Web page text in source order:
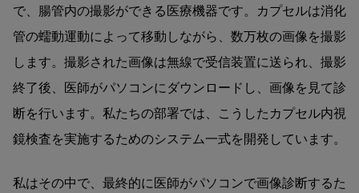
で、腸管内の撮影ができる医療機器です。カプセルは消化
管の蠕動運動によって移動しながら、数万枚の画像を撮影
します。撮影された画像は無線で受信装置に送られ、撮影
終了後、医師がパソコンにダウンロードし、画像を見て診
断を行います。私たちの部署では、こうしたカプセル内視
鏡検査を実施するためのシステム一式を開発しています。
私はその中で、最終的に医師がパソコンで画像診断するた